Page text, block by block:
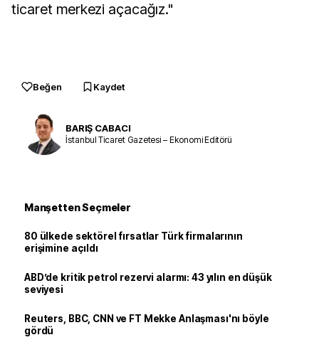
ticaret merkezi açacağız."
Beğen Kaydet
BARIŞ CABACI
İstanbul Ticaret Gazetesi – Ekonomi Editörü
Manşetten Seçmeler
80 ülkede sektörel fırsatlar Türk firmalarının
erişimine açıldı
ABD’de kritik petrol rezervi alarmı: 43 yılın en düşük
seviyesi
Reuters, BBC, CNN ve FT Mekke Anlaşması'nı böyle
gördü